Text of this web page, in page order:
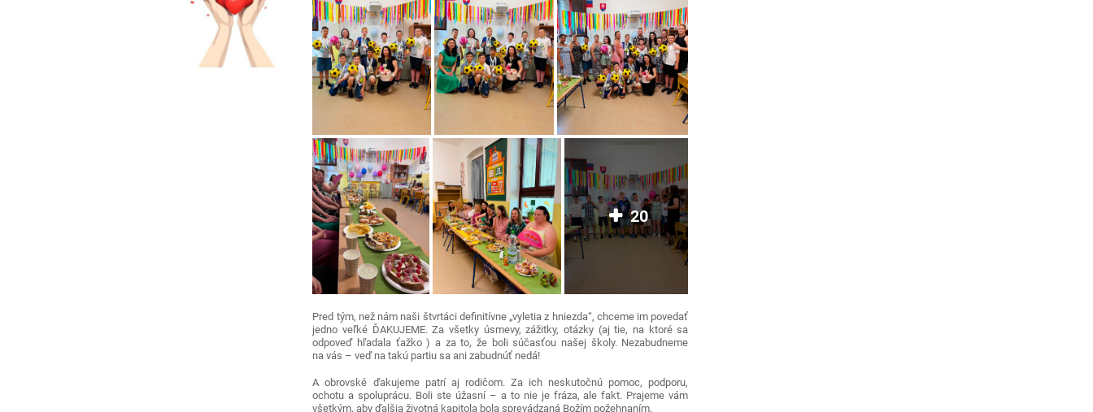
20
Pred tým, než nám naši štvrtáci definitívne „vyletia z hniezda“, chceme im povedať
jedno veľké ĎAKUJEME. Za všetky úsmevy, zážitky, otázky (aj tie, na ktoré sa
odpoveď hľadala ťažko ) a za to, že boli súčasťou našej školy. Nezabudneme
na vás – veď na takú partiu sa ani zabudnúť nedá!
A obrovské ďakujeme patrí aj rodičom. Za ich neskutočnú pomoc, podporu,
ochotu a spoluprácu. Boli ste úžasní – a to nie je fráza, ale fakt. Prajeme vám
všetkým, aby ďalšia životná kapitola bola sprevádzaná Božím požehnaním.